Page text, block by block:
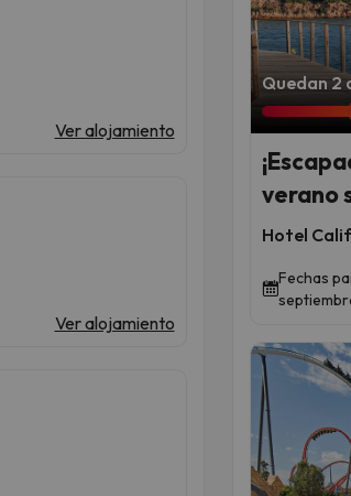
Ver alojamiento
Ver alojamiento
Quedan 2
verano
Hotel
Fechas